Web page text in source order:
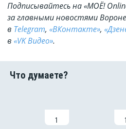
Подписывайтесь на «МОЁ!
за главными новостями
в Telegram, «ВКонтакте»,
в «VK Видео».
1 1